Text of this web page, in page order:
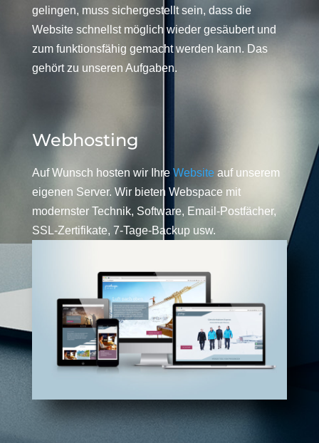
gelingen, muss sichergestellt sein, dass die
Website schnellst möglich wieder gesäubert und
zum funktionsfähig gemacht werden kann. Das
gehört zu unseren Aufgaben.
Webhosting
Auf Wunsch hosten wir Ihre Website auf unserem
eigenen Server. Wir bieten Webspace mit
modernster Technik, Software, Email-Postfächer,
SSL-Zertifikate, 7-Tage-Backup usw.